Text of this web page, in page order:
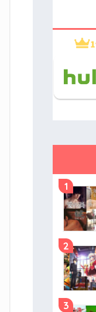
1
2
3